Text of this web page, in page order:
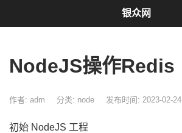
NodeJS操作Redis
作者: adm 分类: node 发布时间: 2023-02-24
初始 NodeJS 工程
银众网